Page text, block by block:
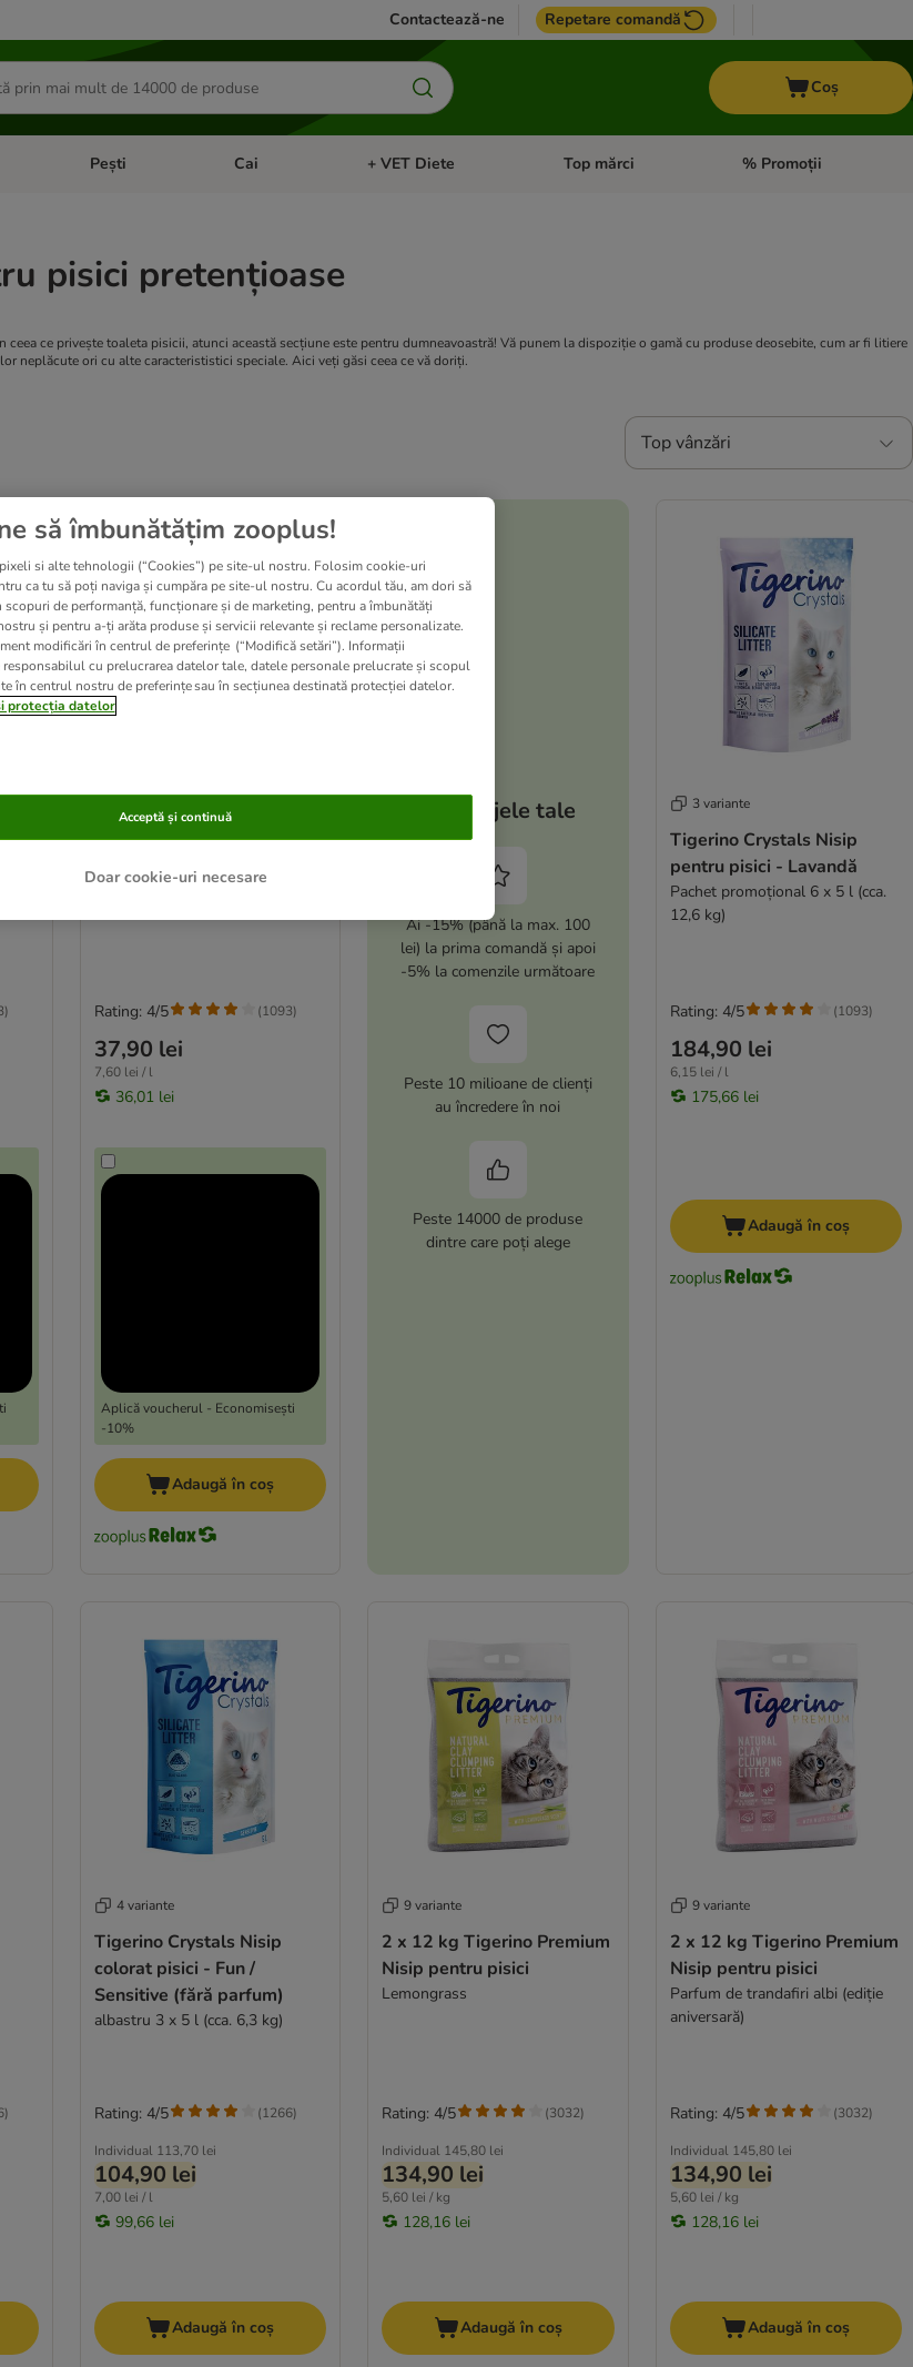
Contactează-ne Repetare comandă
Coș
categorii: PăsăriDeschideți meniul cu categorii: Animale mici
Pești Deschideți meniul cu categorii: Pești
Cai Deschideți meniul cu categorii: Cai
+ VET Diete Deschideți meniul cu categorii: + VET Diete
Top mărci Deschideți meniul cu
% Promoții
pisici pretențioase
ceea ce privește toaleta pisicii, atunci această secțiune este pentru dumneavoastră! Vă punem la dispoziție o gamă cu produse deosebite, cum ar fi litiere
neplăcute ori cu alte caracterististici speciale. Aici veți găsi ceea ce vă doriți.
Top vânzări
)
Tigerino Crystals Nisip
37,90 lei
7,60 lei / l
36,01 lei
Aplică voucherul - Economisești
-10%
Rating: 4/5 (1093)
Adaugă în coș
Avantajele tale
Ai -15% (până la max. 100
lei) la prima comandă și apoi
-5% la comenzile următoare
Peste 10 milioane de clienți
au încredere în noi
Peste 14000 de produse
dintre care poți alege
3 variante
Tigerino Crystals Nisip
pentru pisici - Lavandă
Pachet promoțional 6 x 5 l (cca.
12,6 kg)
184,90 lei
6,15 lei / l
175,66 lei
Rating: 4/5 (1093)
Adaugă în coș
)
4 variante
Tigerino Crystals Nisip
colorat pisici - Fun /
Sensitive (fără parfum)
albastru 3 x 5 l (cca. 6,3 kg)
Individual 113,70 lei
104,90 lei
7,00 lei / l
99,66 lei
Rating: 4/5 (1266)
Adaugă în coș
9 variante
2 x 12 kg Tigerino Premium
Nisip pentru pisici
Lemongrass
Individual 145,80 lei
134,90 lei
5,60 lei / kg
128,16 lei
Rating: 4/5 (3032)
Adaugă în coș
9 variante
2 x 12 kg Tigerino Premium
Nisip pentru pisici
Parfum de trandafiri albi (ediție
aniversară)
Individual 145,80 lei
134,90 lei
5,60 lei / kg
128,16 lei
Rating: 4/5 (3032)
Adaugă în coș
să îmbunătățim zooplus!
si alte tehnologii (“Cookies”) pe site-ul nostru. Folosim cookie-uri
ca tu să poți naviga și cumpăra pe site-ul nostru. Cu acordul tău, am dori să
de performanță, funcționare și de marketing, pentru a îmbunătăți
și pentru a-ți arăta produse și servicii relevante și reclame personalizate.
modificări în centrul de preferințe (“Modifică setări”). Informații
cu prelucrarea datelor tale, datele personale prelucrate și scopul
în centrul nostru de preferințe sau în secțiunea destinată protecției datelor.
protecția datelor
Doar cookie-uri necesare
Acceptă și continuă